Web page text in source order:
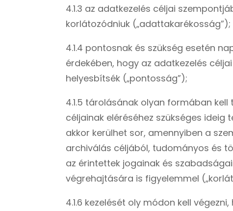
4.1.3 az adatkezelés céljai
korlátozódniuk („adattakarékosság”);
4.1.4 pontosnak és szükség esetén
érdekében, hogy az adatkezelés
helyesbítsék („pontosság”);
4.1.5 tárolásának olyan formában
céljainak eléréséhez szükséges
akkor kerülhet sor, amennyiben a
archiválás céljából, tudományos és
az érintettek jogainak és
végrehajtására is figyelemmel
4.1.6 kezelését oly módon kell